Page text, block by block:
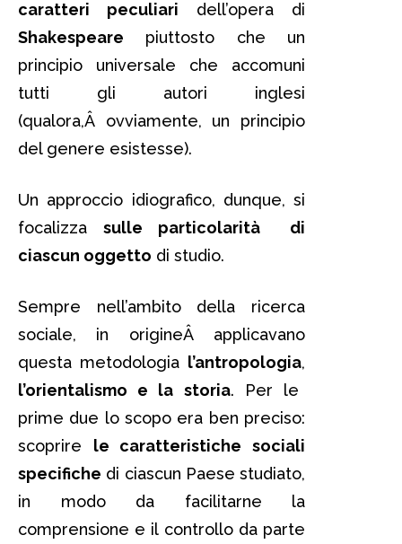
caratteri peculiari dell’opera di
Shakespeare piuttosto che un
principio universale che accomuni
tutti gli autori inglesi
(qualora,Â ovviamente, un principio
del genere esistesse).
Un approccio idiografico, dunque, si
focalizza sulle particolarità di
ciascun oggetto di studio.
Sempre nell’ambito della ricerca
sociale, in origineÂ applicavano
questa metodologia l’antropologia,
l’orientalismo e la storia. Per le
prime due lo scopo era ben preciso:
scoprire le caratteristiche sociali
specifiche di ciascun Paese studiato,
in modo da facilitarne la
comprensione e il controllo da parte